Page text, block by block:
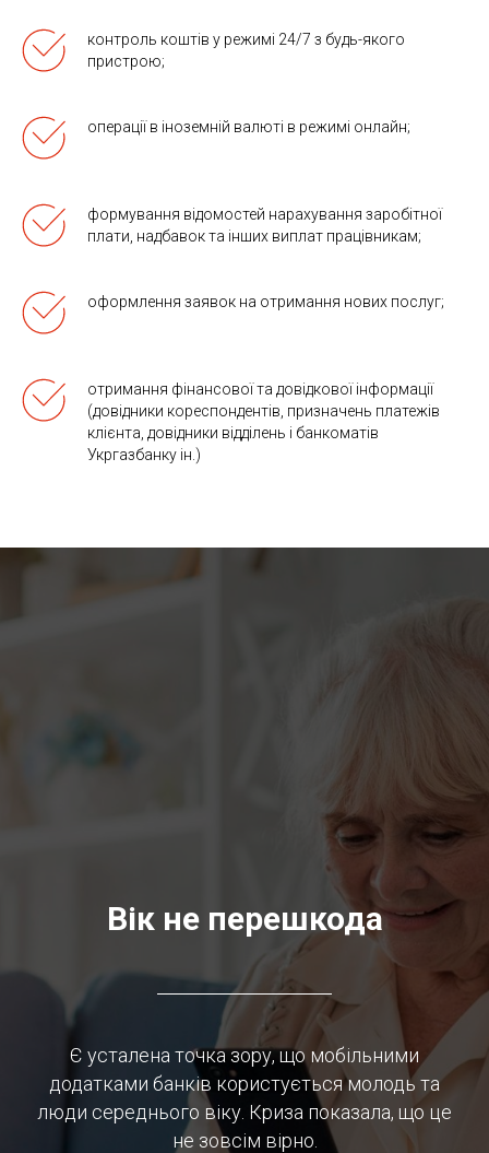
контроль коштів у режимі 24/7 з будь-якого
пристрою;
операції в іноземній валюті в режимі онлайн;
формування відомостей нарахування заробітної
плати, надбавок та інших виплат працівникам;
оформлення заявок на отримання нових послуг;
отримання фінансової та довідкової інформації
(довідники кореспондентів, призначень платежів
клієнта, довідники відділень і банкоматів
Укргазбанку ін.)
Вік не перешкода
Є усталена точка зору, що мобільними
додатками банків користується молодь та
люди середнього віку. Криза показала, що це
не зовсім вірно.